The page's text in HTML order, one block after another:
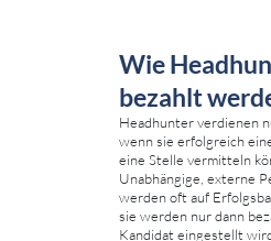
Wie
bezahlt
Headhunter verdienen
wenn sie erfolgreich
eine Stelle vermitteln
Unabhängige, externe
werden oft auf
sie werden nur dann
Kandidat eingestellt